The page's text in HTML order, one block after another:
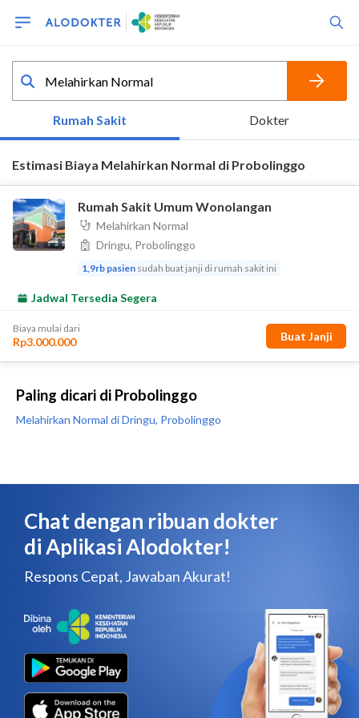
Paling dicari di Probolinggo
Melahirkan Normal di Dringu, Probolinggo